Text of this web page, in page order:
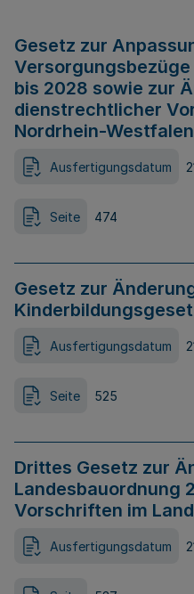
Gesetz zur
bis 2028 sowie zur
dienstrechtlicher
Nordrhein-Westfalen
Ausfertigungsdatum
Seite 474
Gesetz zur
Ausfertigungsdatum
Seite 525
Drittes Gesetz zur
Landesbauordnung
Vorschriften im
Ausfertigungsdatum